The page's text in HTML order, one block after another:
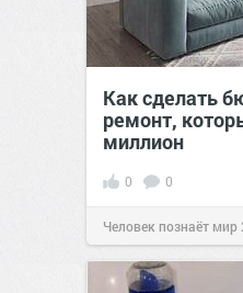
Как сделать
ремонт,
миллион
0 0
Человек познаёт мир